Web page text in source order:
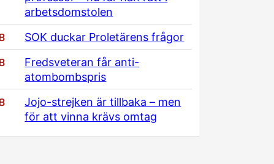
arbetsdomstolen
SOK duckar Proletärens frågor
Fredsveteran får anti-
atombombspris
Jojo-strejken är tillbaka – men
för att vinna krävs omtag